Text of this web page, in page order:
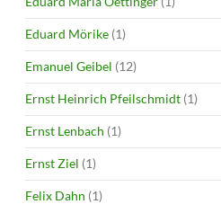
Eduard Mörike (1)
Emanuel Geibel (12)
Ernst Heinrich Pfeilschmidt (1)
Ernst Lenbach (1)
Ernst Ziel (1)
Felix Dahn (1)